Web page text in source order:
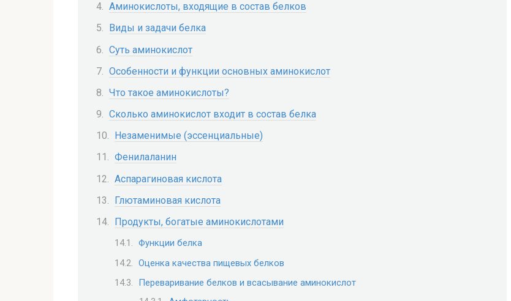
Аминокислоты, входящие в состав белков
Виды и задачи белка
Суть аминокислот
Особенности и функции основных аминокислот
Что такое аминокислоты?
Сколько аминокислот входит в состав белка
Незаменимые (эссенциальные)
Фенилаланин
Аспарагиновая кислота
Глютаминовая кислота
Продукты, богатые аминокислотами
Функции белка
Оценка качества пищевых белков
Переваривание белков и всасывание аминокислот